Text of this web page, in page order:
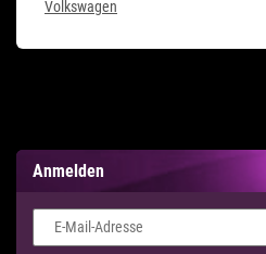
Volkswagen
Anmelden
E-Mail-Adresse